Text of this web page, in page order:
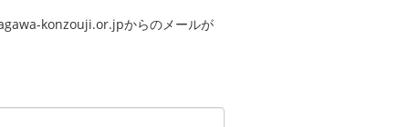
konzouji.or.jpからのメールが